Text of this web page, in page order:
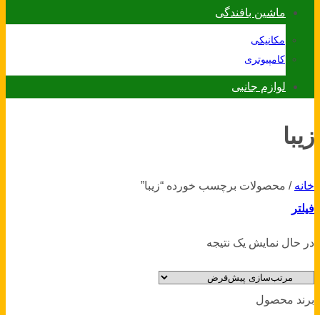
ماشین بافندگی
مکانیکی
کامپیوتری
لوازم جانبی
زیبا
خانه / محصولات برچسب خورده “زیبا”
فیلتر
در حال نمایش یک نتیجه
برند محصول